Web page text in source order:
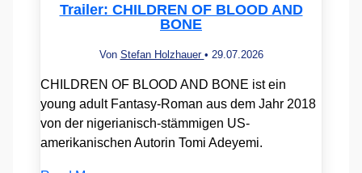
Trailer: CHILDREN OF BLOOD AND
BONE
Von Stefan Holzhauer • 29.07.2026
CHILDREN OF BLOOD AND BONE ist ein
young adult Fantasy-Roman aus dem Jahr 2018
von der nigerianisch-stämmigen US-
amerikanischen Autorin Tomi Adeyemi.